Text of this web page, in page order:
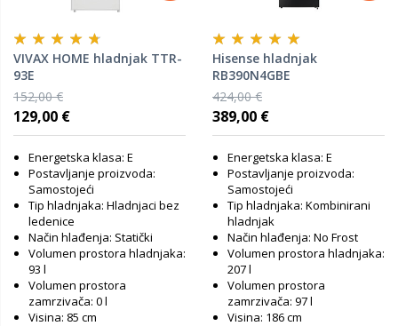
VIVAX HOME hladnjak TTR-
93E
152,00 €
129,00 €
Energetska klasa: E
Postavljanje proizvoda:
Samostojeći
Tip hladnjaka: Hladnjaci bez
ledenice
Način hlađenja: Statički
Volumen prostora hladnjaka:
93 l
Volumen prostora
zamrzivača: 0 l
Visina: 85 cm
Hisense hladnjak
RB390N4GBE
424,00 €
389,00 €
Energetska klasa: E
Postavljanje proizvoda:
Samostojeći
Tip hladnjaka: Kombinirani
hladnjak
Način hlađenja: No Frost
Volumen prostora hladnjaka:
207 l
Volumen prostora
zamrzivača: 97 l
Visina: 186 cm